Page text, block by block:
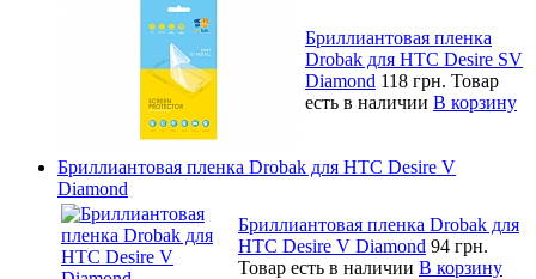
Бриллиантовая пленка
Drobak для HTC Desire SV
Diamond 118 грн. Товар
есть в наличии В корзину
Бриллиантовая пленка Drobak для HTC Desire V
Diamond
Бриллиантовая пленка Drobak для
HTC Desire V Diamond 94 грн.
Товар есть в наличии В корзину